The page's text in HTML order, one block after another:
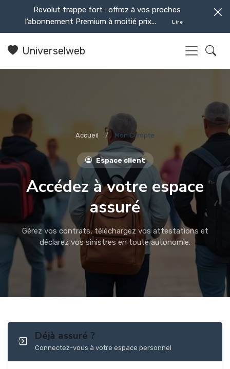
Revolut frappe fort : offrez à vos proches
l’abonnement Premium à moitié prix...
Lire
Universelweb
Accueil Mon Compte
Espace client
Accédez à votre espace
assuré
Gérez vos contrats, téléchargez vos attestations et
déclarez vos sinistres en toute autonomie.
Déjà assuré ?
Connectez-vous à votre espace personnel